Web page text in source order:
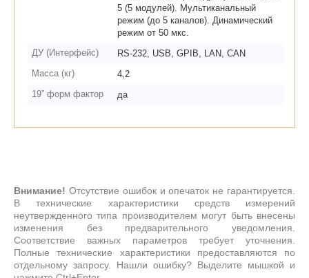
5 (5 модулей). Мультиканальный
режим (до 5 каналов). Динамический
режим от 50 мкс.
ДУ (Интерфейс)
RS-232, USB, GPIB, LAN, CAN
Масса (кг)
4,2
19” форм фактор
да
Внимание! Отсутствие ошибок и опечаток не гарантируется.
В технические характеристики средств измерений
неутвержденного типа производителем могут быть внесены
изменения без предварительного уведомления.
Соответствие важных параметров требует уточнения.
Полные технические характеристики предоставляются по
отдельному запросу. Нашли ошибку? Выделите мышкой и